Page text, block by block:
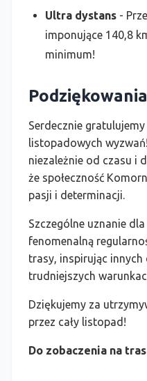
Ultra dystans -
imponujące 140,8
minimum!
Podziękowania
Serdecznie
listopadowych
niezależnie od czasu i
że społeczność
pasji i determinacji.
Szczególne uznanie dla
fenomenalną
trasy, inspirując
trudniejszych
Dziękujemy za
przez cały listopad!
Do zobaczenia na